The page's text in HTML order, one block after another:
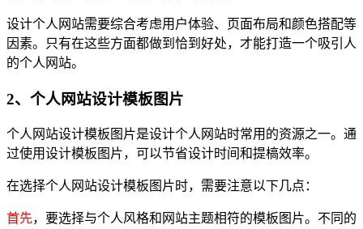
设计个人网站需要综合考虑用户体验、页面布局和颜色搭配等
因素。只有在这些方面都做到恰到好处，才能打造一个吸引人
的个人网站。
2、个人网站设计模板图片
个人网站设计模板图片是设计个人网站时常用的资源之一。通
过使用设计模板图片，可以节省设计时间和提槁效率。
在选择个人网站设计模板图片时，需要注意以下几点：
首先，要选择与个人风格和网站主题相符的模板图片。不同的